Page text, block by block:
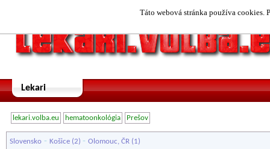
Táto webová stránka používa cookies.
Lekari
lekari.volba.eu hematoonkológia Prešov
Slovensko - Košice (2) - Olomouc, ČR (1)